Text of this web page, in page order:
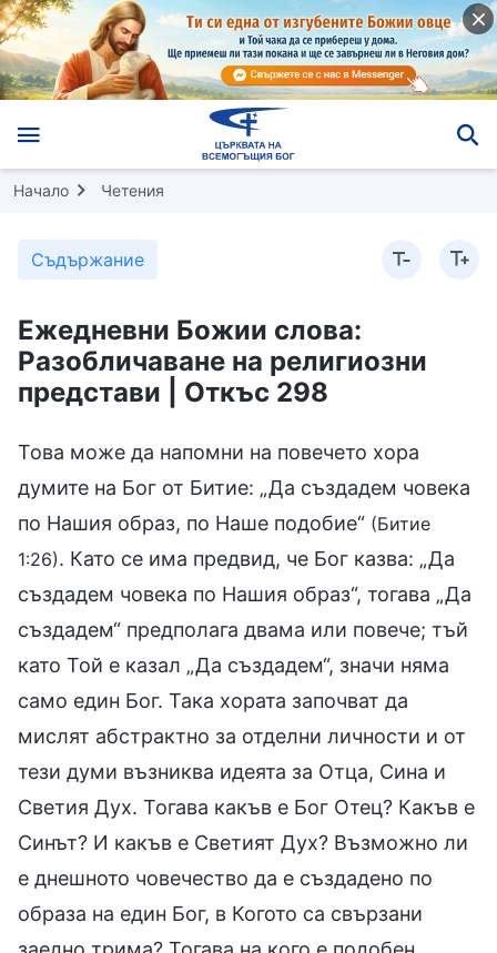
Начало Четения
Съдържание
Ежедневни Божии слова:
Разобличаване на религиозни
представи | Откъс 298
Това може да напомни на повечето хора
думите на Бог от Битие: „Да създадем човека
по Нашия образ, по Наше подобие“ (Битие
1:26). Като се има предвид, че Бог казва: „Да
създадем човека по Нашия образ“, тогава „Да
създадем“ предполага двама или повече; тъй
като Той е казал „Да създадем“, значи няма
само един Бог. Така хората започват да
мислят абстрактно за отделни личности и от
тези думи възниква идеята за Отца, Сина и
Светия Дух. Тогава какъв е Бог Отец? Какъв е
Синът? И какъв е Светият Дух? Възможно ли
е днешното човечество да е създадено по
образа на един Бог, в Когото са свързани